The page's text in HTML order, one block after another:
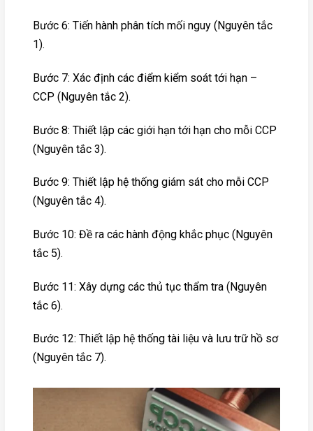
Bước 6: Tiến hành phân tích mối nguy (Nguyên tắc
1).
Bước 7: Xác định các điểm kiểm soát tới hạn –
CCP (Nguyên tắc 2).
Bước 8: Thiết lập các giới hạn tới hạn cho mỗi CCP
(Nguyên tắc 3).
Bước 9: Thiết lập hệ thống giám sát cho mỗi CCP
(Nguyên tắc 4).
Bước 10: Đề ra các hành động khắc phục (Nguyên
tắc 5).
Bước 11: Xây dựng các thủ tục thẩm tra (Nguyên
tắc 6).
Bước 12: Thiết lập hệ thống tài liệu và lưu trữ hồ sơ
(Nguyên tắc 7).